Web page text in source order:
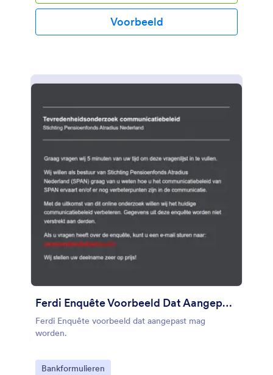
Voorbeeld
Ferdi Enquête Voorbeeld Dat Aangepast Mag Worden
Ferdi Enquête voorbeeld dat aangepast mag
worden.
Go to Category:
Bankformulieren